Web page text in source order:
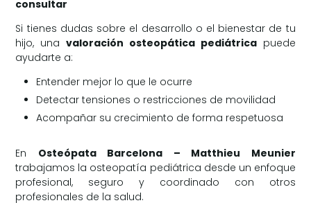
consultar
Si tienes dudas sobre el desarrollo o el bienestar de tu
hijo, unavaloración osteopática pediátricapuede
ayudarte a:
Entender mejor lo que le ocurre
Detectar tensiones o restricciones de movilidad
Acompañar su crecimiento de forma respetuosa
En Osteópata Barcelona – Matthieu Meunier
trabajamos la osteopatía pediátrica desde un enfoque
profesional, seguro y coordinado con otros
profesionales de la salud.